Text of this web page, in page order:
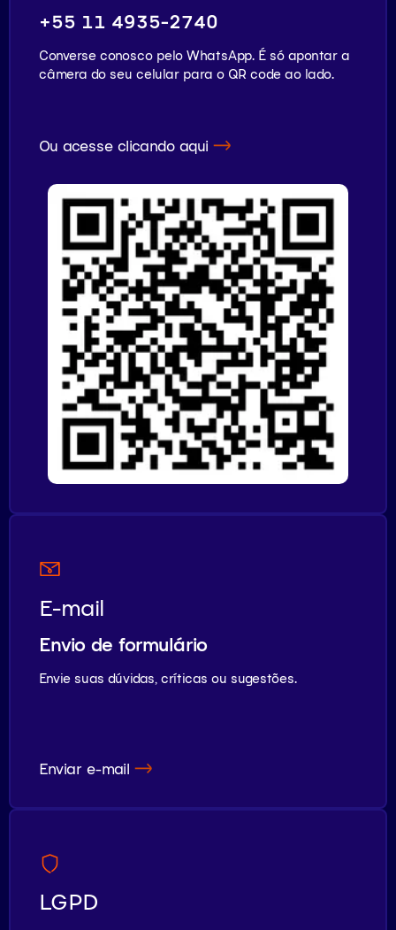
+55 11 4935-2740
Converse conosco pelo WhatsApp. É só apontar a
câmera do seu celular para o QR code ao lado.
Ou acesse clicando aqui
E-mail
Envio de formulário
Envie suas dúvidas, críticas ou sugestões.
Enviar e-mail
LGPD